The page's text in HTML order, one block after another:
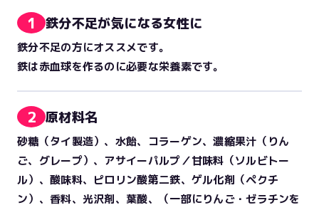
1 鉄分不足が気になる女性に
鉄分不足の方にオススメです。
鉄は赤血球を作るのに必要な栄養素です。
2 原材料名
砂糖（タイ製造）、水飴、コラーゲン、濃縮果汁（りん
ご、グレープ）、アサイーパルプ／甘味料（ソルビトー
ル）、酸味料、ピロリン酸第二鉄、ゲル化剤（ペクチ
ン）、香料、光沢剤、葉酸、（一部にりんご・ゼラチンを